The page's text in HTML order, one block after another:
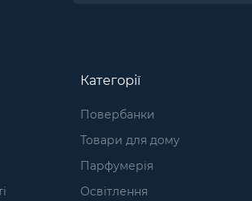
Категорії
Повербанки
Товари для дому
Парфумерія
Освітлення